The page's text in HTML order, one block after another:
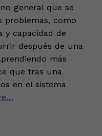
general que se
problemas, como
y capacidad de
después de una
más
que tras una
en el sistema